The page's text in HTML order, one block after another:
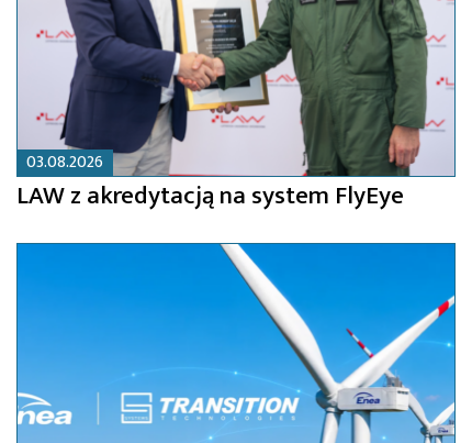
03.08.2026
LAW z akredytacją na system FlyEye